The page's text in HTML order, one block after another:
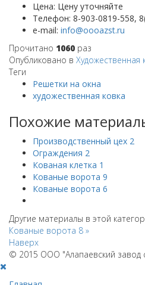
Цена: Цену уточняйте
Телефон: 8-903-0819-558,
e-mail:
Прочитано 1060 раз
Опубликовано в Художественная
Теги
Решетки на окна
художественная ковка
Похожие
Производственный цех 2
Ограждения 2
Кованая клетка 1
Кованые ворота 9
Кованые ворота 6
Другие материалы в этой
Кованые ворота 8 »
Наверх
© 2015 ООО "Алапаевский завод